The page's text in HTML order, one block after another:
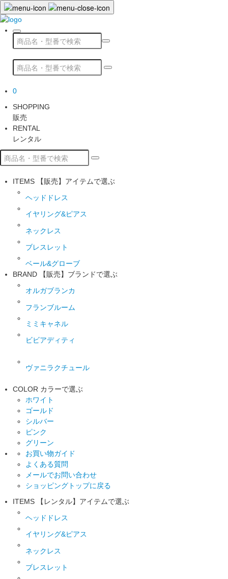
0
SHOPPING
販売
RENTAL
レンタル
ITEMS 【販売】アイテムで選ぶ
ヘッドドレス
イヤリング&ピアス
ネックレス
ブレスレット
ベール&グローブ
BRAND
【販売】ブランドで選ぶ
オルガブランカ
フランブルーム
ミミキャネル
ビビアディティ
ヴァニラクチュール
COLOR カラーで選ぶ
ホワイト
ゴールド
シルバー
ピンク
グリーン
お買い物ガイド
よくある質問
メールでお問い合わせ
ショッピングトップに戻る
ITEMS
【レンタル】アイテムで選ぶ
ヘッドドレス
イヤリング&ピアス
ネックレス
ブレスレット